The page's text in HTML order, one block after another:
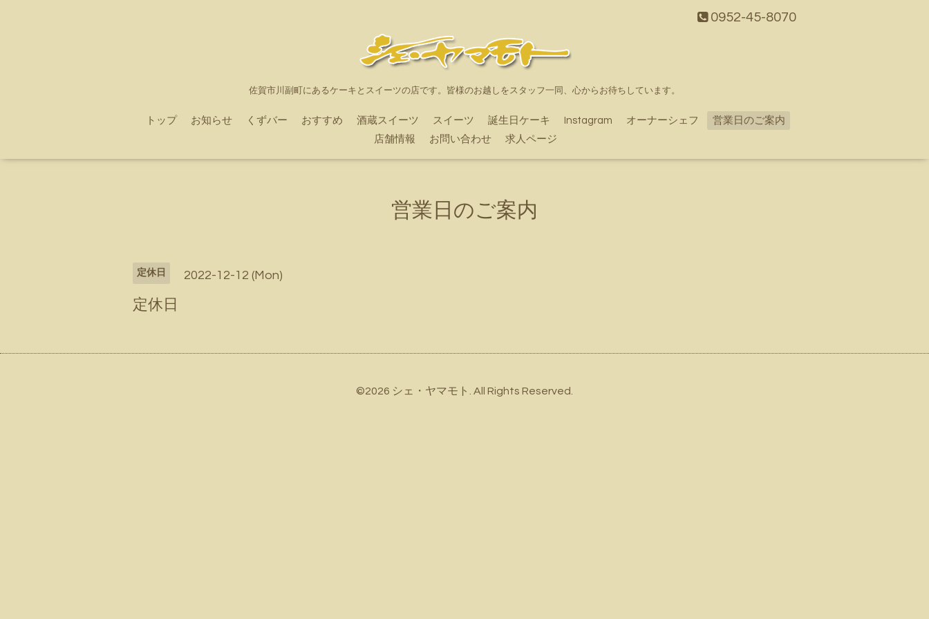
0952-45-8070
佐賀市川副町にあるケーキとスイーツの店です。皆様のお越しをスタッフ一同、心からお待ちしています。
トップ お知らせ くずバー おすすめ 酒蔵スイーツ スイーツ 誕生日ケーキ Instagram オーナーシェフ
営業日のご案内
店舗情報
お問い合わせ 求人ページ
営業日のご案内
定休日 2022-12-12 (Mon)
定休日
©2026 シェ・ヤマモト . All Rights Reserved.